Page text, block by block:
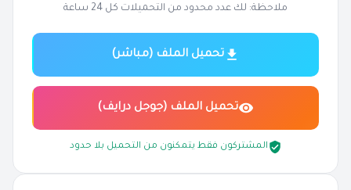
ملاحظة: لك عدد محدود من التحميلات كل 24 ساعة
تحميل الملف (مباشر)
تحميل الملف (جوجل درايف)
المشتركون فقط يتمكنون من التحميل بلا حدود